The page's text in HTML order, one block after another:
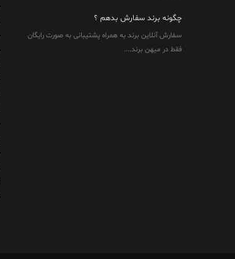
چگونه برند سفارش بدهم ؟
سفارش آنلاین برند به همراه پشتیبانی به صورت رایگان
فقط در میهن برند....